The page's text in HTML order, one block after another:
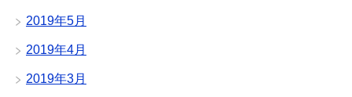
2019年5月
2019年4月
2019年3月